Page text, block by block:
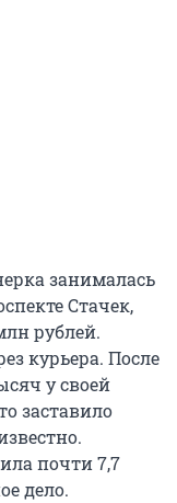
занималась
Стачек,
рублей.
курьера. После
у своей
заставило
почти 7,7
дело.